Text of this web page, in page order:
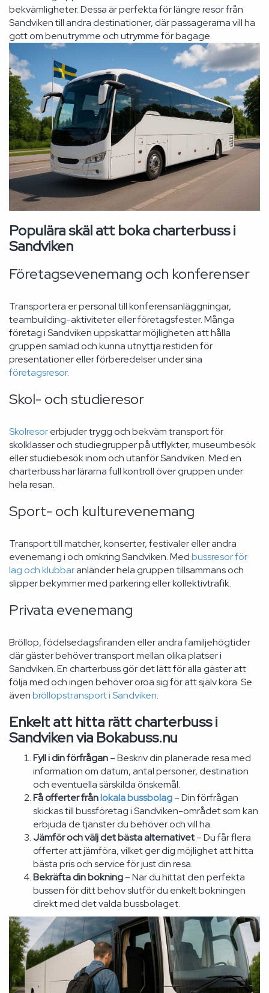
bekvämligheter. Dessa är perfekta för längre resor från
Sandviken till andra destinationer, där passagerarna vill ha
gott om benutrymme och utrymme för bagage.
Populära skäl att boka charterbuss i
Sandviken
Företagsevenemang och konferenser
Transportera er personal till konferensanläggningar,
teambuilding-aktiviteter eller företagsfester. Många
företag i Sandviken uppskattar möjligheten att hålla
gruppen samlad och kunna utnyttja restiden för
presentationer eller förberedelser under sina
företagsresor.
Skol- och studieresor
Skolresorerbjuder trygg och bekväm transport för
skolklasser och studiegrupper på utflykter, museumbesök
eller studiebesök inom och utanför Sandviken. Med en
charterbuss har lärarna full kontroll över gruppen under
hela resan.
Sport- och kulturevenemang
Transport till matcher, konserter, festivaler eller andra
evenemang i och omkring Sandviken. Medbussresor för
lag och klubbaranländer hela gruppen tillsammans och
slipper bekymmer med parkering eller kollektivtrafik.
Privata evenemang
Bröllop, födelsedagsfiranden eller andra familjehögtider
där gäster behöver transport mellan olika platser i
Sandviken. En charterbuss gör det lätt för alla gäster att
följa med och ingen behöver oroa sig för att själv köra. Se
ävenbröllopstransport i Sandviken.
Enkelt att hitta rätt charterbuss i
Sandviken via Bokabuss.nu
Fyll i din förfrågan– Beskriv din planerade resa med
information om datum, antal personer, destination
och eventuella särskilda önskemål.
Få offerter frånlokala bussbolag– Din förfrågan
skickas till bussföretag i Sandviken-området som kan
erbjuda de tjänster du behöver och vill ha.
Jämför och välj det bästa alternativet– Du får flera
offerter att jämföra, vilket ger dig möjlighet att hitta
bästa pris och service för just din resa.
Bekräfta din bokning– När du hittat den perfekta
bussen för ditt behov slutför du enkelt bokningen
direkt med det valda bussbolaget.